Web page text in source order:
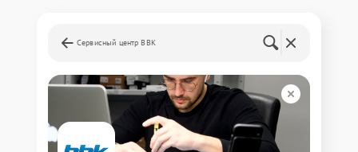
Сервисный центр BBK